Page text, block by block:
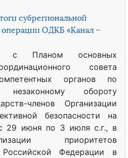
субрегиональной
операции ОДКБ «Канал –
с Планом основных
совета
органов по
незаконному обороту
членов Организации
безопасности на
29 июня по 3 июля с.г., в
приоритетов
Российской Федерации в